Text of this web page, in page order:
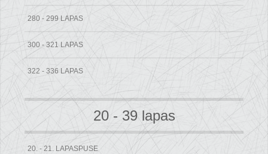
280 - 299 LAPAS
300 - 321 LAPAS
322 - 336 LAPAS
20 - 39 lapas
20. - 21. LAPASPUSE